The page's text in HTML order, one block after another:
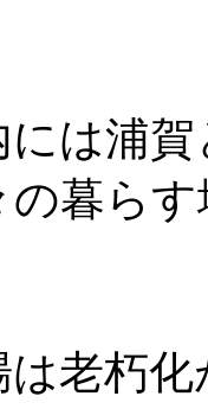
は浦賀
らす
老朽化